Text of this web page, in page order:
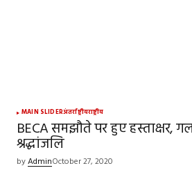
MAIN SLIDERअंतर्राष्ट्रीयराष्ट्रीय
BECA समझौते पर हुए हस्ताक्षर,
श्रद्धांजलि
byAdminOctober 27, 2020